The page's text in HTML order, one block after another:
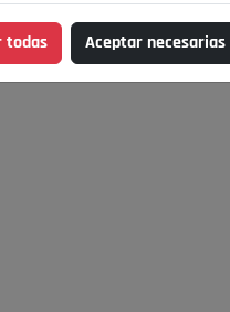
todas Aceptar necesarias